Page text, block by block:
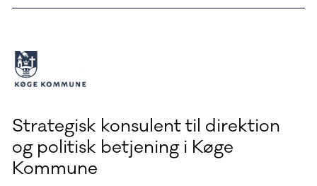
Strategisk konsulent til direktion
og politisk betjening i Køge
Kommune